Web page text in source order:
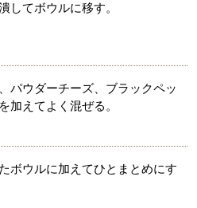
してボウルに移す。
パウダーチーズ、ブラックペッ
加えてよく混ぜる。
ボウルに加えてひとまとめにす